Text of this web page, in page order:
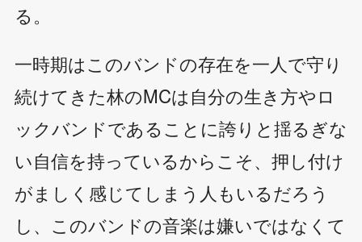
る。
一時期はこのバンドの存在を一人で守り
続けてきた林のMCは自分の生き方やロ
ックバンドであることに誇りと揺るぎな
い自信を持っているからこそ、押し付け
がましく感じてしまう人もいるだろう
し、このバンドの音楽は嫌いではなくて